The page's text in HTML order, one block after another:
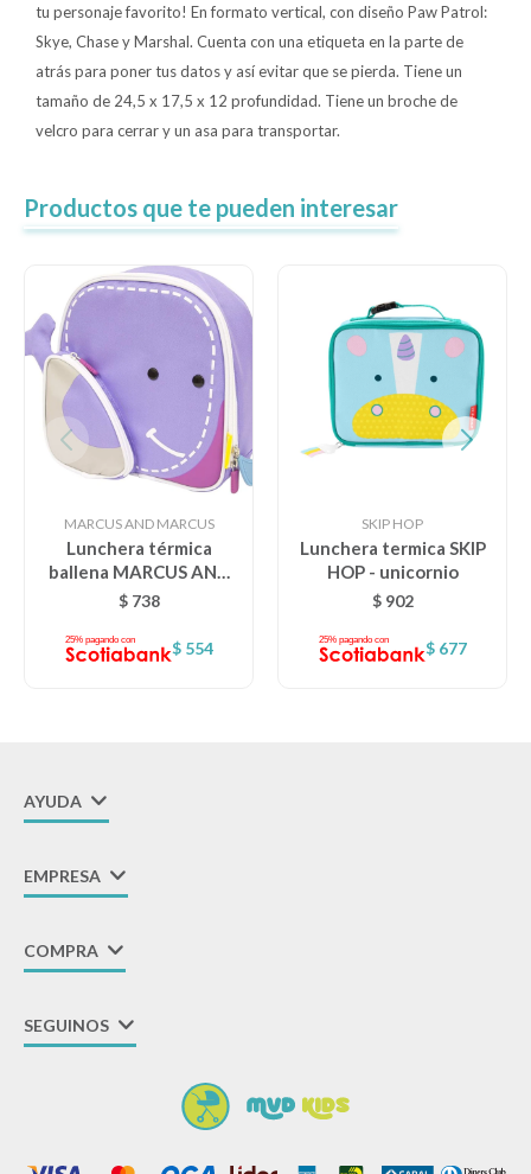
tu personaje favorito! En formato vertical, con diseño Paw Patrol:
Skye, Chase y Marshal. Cuenta con una etiqueta en la parte de
atrás para poner tus datos y así evitar que se pierda. Tiene un
tamaño de 24,5 x 17,5 x 12 profundidad. Tiene un broche de
velcro para cerrar y un asa para transportar.
Productos que te pueden interesar
MARCUS AND MARCUS
Lunchera térmica
ballena MARCUS AND
MARCUS
$ 738
$ 554
SKIP HOP
Lunchera termica SKIP
HOP - unicornio
$ 902
$ 677
AYUDA
EMPRESA
COMPRA
SEGUINOS
Contacto
Local MVD Kids